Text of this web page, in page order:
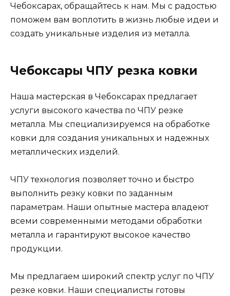
Чебоксарах, обращайтесь к нам. Мы с радостью
поможем вам воплотить в жизнь любые идеи и
создать уникальные изделия из металла.
Чебоксары ЧПУ резка ковки
Наша мастерская в Чебоксарах предлагает
услуги высокого качества по ЧПУ резке
металла. Мы специализируемся на обработке
ковки для создания уникальных и надежных
металлических изделий.
ЧПУ технология позволяет точно и быстро
выполнить резку ковки по заданным
параметрам. Наши опытные мастера владеют
всеми современными методами обработки
металла и гарантируют высокое качество
продукции.
Мы предлагаем широкий спектр услуг по ЧПУ
резке ковки. Наши специалисты готовы